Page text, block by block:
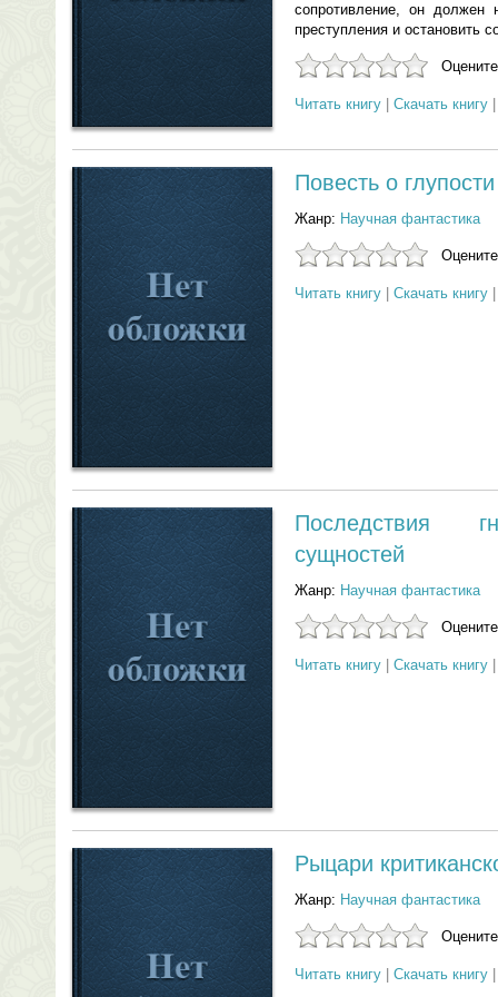
сопротивление, он должен
преступления и остановить
Читать книгу Скачать книгу
Повесть о глупости
Жанр: Научная фантастика
Читать книгу Скачать книгу
Последствия
сущностей
Жанр: Научная фантастика
Читать книгу Скачать книгу
Рыцари
Жанр: Научная фантастика
Читать книгу Скачать книгу